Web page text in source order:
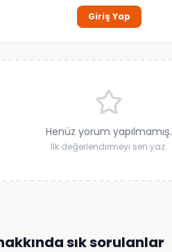
Giriş Yap
Henüz yorum yapılmamış.
İlk değerlendirmeyi sen yaz.
sık sorulanlar